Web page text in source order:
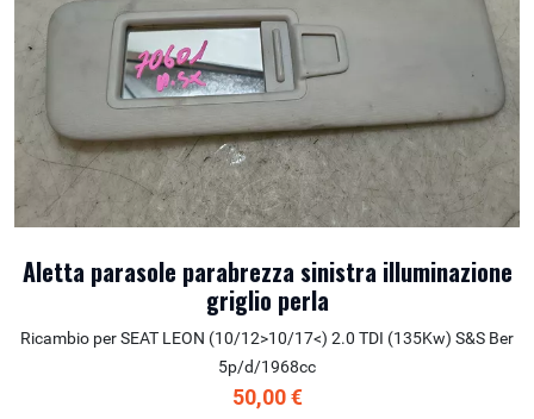
Aletta parasole parabrezza sinistra illuminazione
griglio perla
Ricambio per SEAT LEON (10/12>10/17<) 2.0 TDI (135Kw) S&S Ber
5p/d/1968cc
50,00 €